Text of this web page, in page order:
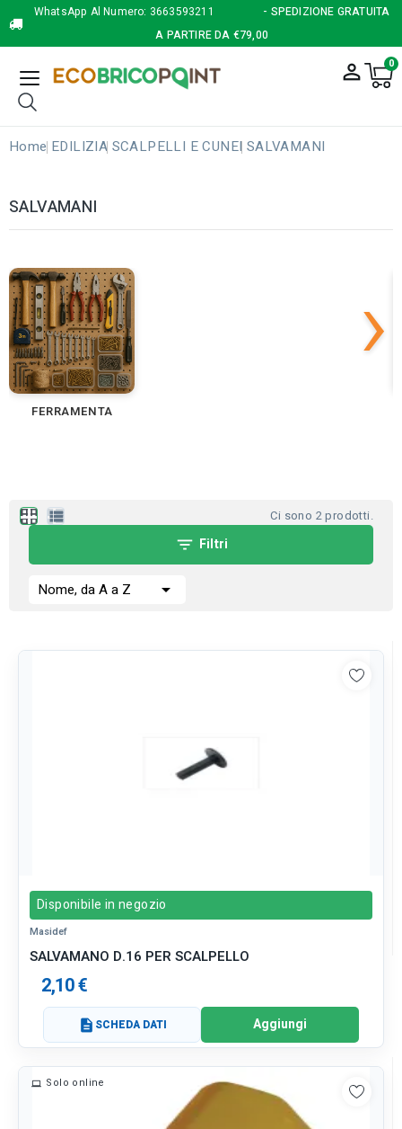
WhatsApp Al Numero: 3663593211
- SPEDIZIONE GRATUITA
A PARTIRE DA €79,00
person_outline 0
Home EDILIZIA SCALPELLI E CUNEI SALVAMANI
SALVAMANI
FERRAMENTA
›
apps view_list Ci sono 2 prodotti.
filter_list Filtri
Nome, da A a Z 
Disponibile in negozio
Masidef
SALVAMANO D.16 PER SCALPELLO
2,10 €
description SCHEDA DATI Aggiungi
Solo online